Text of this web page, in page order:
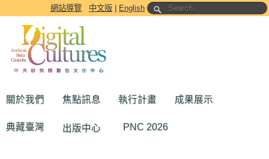
跳到主要內容區塊網站導覽 中文版 English
關於我們 焦點訊息 執行計畫 成果展示
典藏臺灣 出版中心 PNC 2026